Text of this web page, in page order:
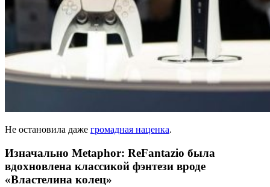
Не остановила даже громадная наценка.
Изначально Metaphor: ReFantazio была
вдохновлена классикой фэнтези вроде
«Властелина колец»